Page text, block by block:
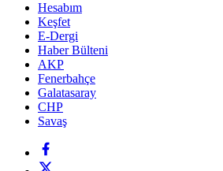
Hesabım
Keşfet
E-Dergi
Haber Bülteni
AKP
Fenerbahçe
Galatasaray
CHP
Savaş